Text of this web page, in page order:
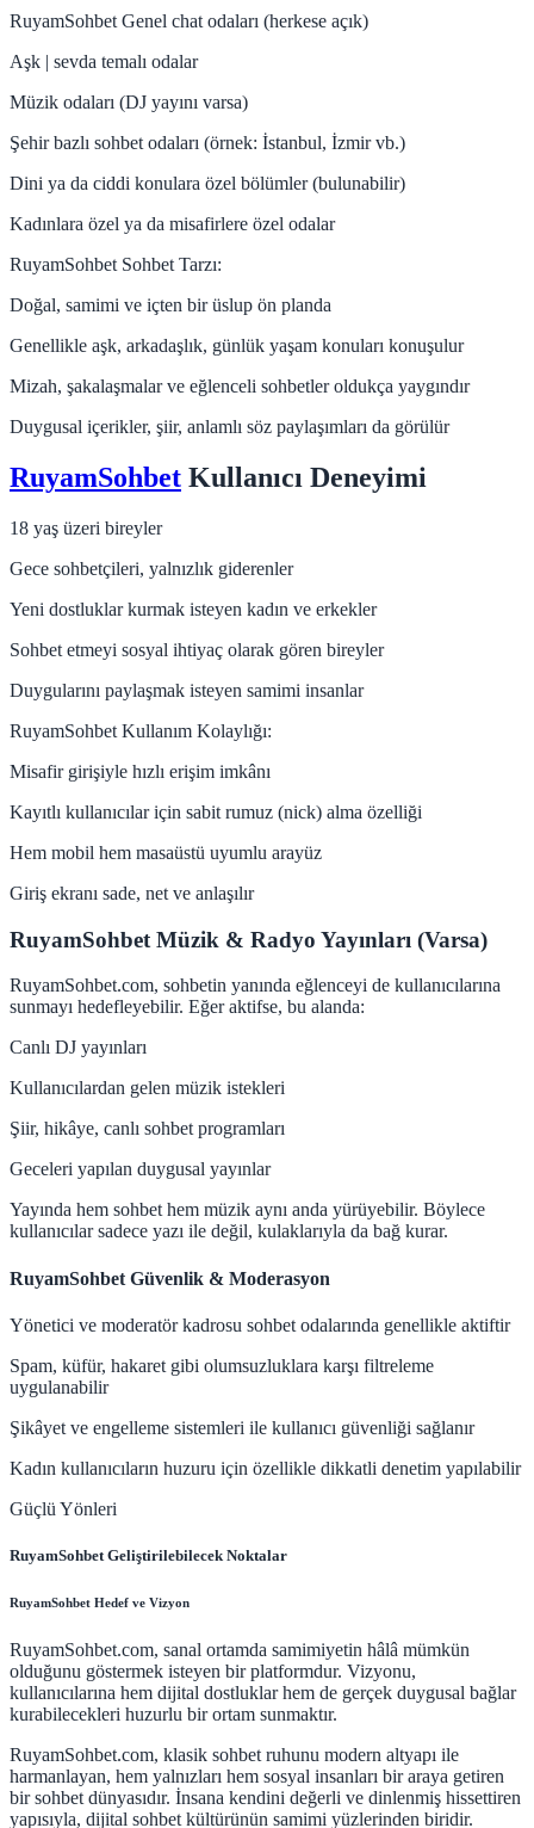
RuyamSohbet Genel chat odaları (herkese açık)
Aşk | sevda temalı odalar
Müzik odaları (DJ yayını varsa)
Şehir bazlı sohbet odaları (örnek: İstanbul, İzmir vb.)
Dini ya da ciddi konulara özel bölümler (bulunabilir)
Kadınlara özel ya da misafirlere özel odalar
RuyamSohbet Sohbet Tarzı:
Doğal, samimi ve içten bir üslup ön planda
Genellikle aşk, arkadaşlık, günlük yaşam konuları konuşulur
Mizah, şakalaşmalar ve eğlenceli sohbetler oldukça yaygındır
Duygusal içerikler, şiir, anlamlı söz paylaşımları da görülür
RuyamSohbet Kullanıcı Deneyimi
18 yaş üzeri bireyler
Gece sohbetçileri, yalnızlık giderenler
Yeni dostluklar kurmak isteyen kadın ve erkekler
Sohbet etmeyi sosyal ihtiyaç olarak gören bireyler
Duygularını paylaşmak isteyen samimi insanlar
RuyamSohbet Kullanım Kolaylığı:
Misafir girişiyle hızlı erişim imkânı
Kayıtlı kullanıcılar için sabit rumuz (nick) alma özelliği
Hem mobil hem masaüstü uyumlu arayüz
Giriş ekranı sade, net ve anlaşılır
RuyamSohbet Müzik & Radyo Yayınları (Varsa)
RuyamSohbet.com, sohbetin yanında eğlenceyi de kullanıcılarına
sunmayı hedefleyebilir. Eğer aktifse, bu alanda:
Canlı DJ yayınları
Kullanıcılardan gelen müzik istekleri
Şiir, hikâye, canlı sohbet programları
Geceleri yapılan duygusal yayınlar
Yayında hem sohbet hem müzik aynı anda yürüyebilir. Böylece
kullanıcılar sadece yazı ile değil, kulaklarıyla da bağ kurar.
RuyamSohbet Güvenlik & Moderasyon
Yönetici ve moderatör kadrosu sohbet odalarında genellikle aktiftir
Spam, küfür, hakaret gibi olumsuzluklara karşı filtreleme
uygulanabilir
Şikâyet ve engelleme sistemleri ile kullanıcı güvenliği sağlanır
Kadın kullanıcıların huzuru için özellikle dikkatli denetim yapılabilir
Güçlü Yönleri
RuyamSohbet Geliştirilebilecek Noktalar
RuyamSohbet Hedef ve Vizyon
RuyamSohbet.com, sanal ortamda samimiyetin hâlâ mümkün
olduğunu göstermek isteyen bir platformdur. Vizyonu,
kullanıcılarına hem dijital dostluklar hem de gerçek duygusal bağlar
kurabilecekleri huzurlu bir ortam sunmaktır.
RuyamSohbet.com, klasik sohbet ruhunu modern altyapı ile
harmanlayan, hem yalnızları hem sosyal insanları bir araya getiren
bir sohbet dünyasıdır. İnsana kendini değerli ve dinlenmiş hissettiren
yapısıyla, dijital sohbet kültürünün samimi yüzlerinden biridir.